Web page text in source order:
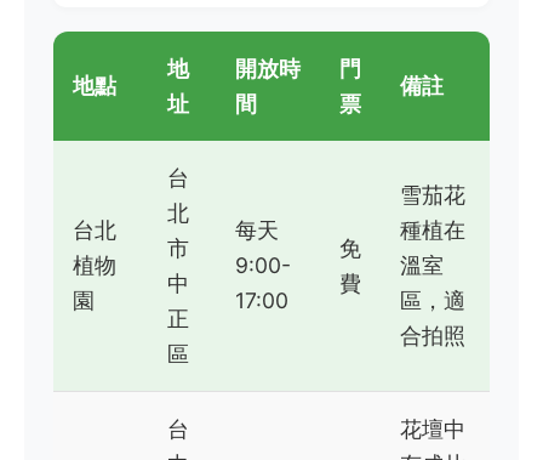
地點
地
址
開放時
間
門
票
備註
台北
植物
園
台
北
市
中
正
區
每天
9:00-
17:00
免
費
雪茄花
種植在
溫室
區，適
合拍照
台
花壇中